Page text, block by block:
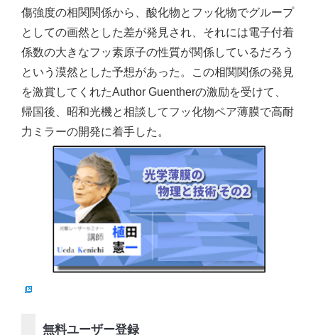
傷強度の相関関係から、酸化物とフッ化物でグループ
としての画然とした差が発見され、それには電子付着
係数の大きなフッ素原子の性質が関係しているだろう
という漠然とした予想があった。この相関関係の発見
を激賞してくれたAuthor Guentherの激励を受けて、
帰国後、昭和光機と相談してフッ化物ペア薄膜で高耐
力ミラーの開発に着手した。
無料ユーザー登録